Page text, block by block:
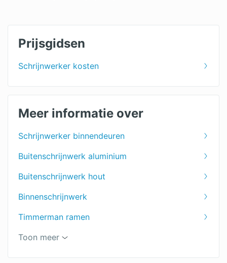
Prijsgidsen
Schrijnwerker kosten
Meer informatie over
Schrijnwerker binnendeuren
Buitenschrijnwerk aluminium
Buitenschrijnwerk hout
Binnenschrijnwerk
Timmerman ramen
Timmerman
Buitenschrijnwerk
Toon meer